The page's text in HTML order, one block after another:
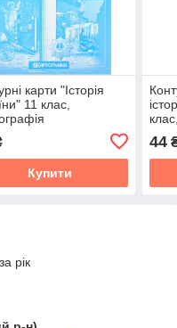
карти "Історія
11 клас,
Купити
44
рік